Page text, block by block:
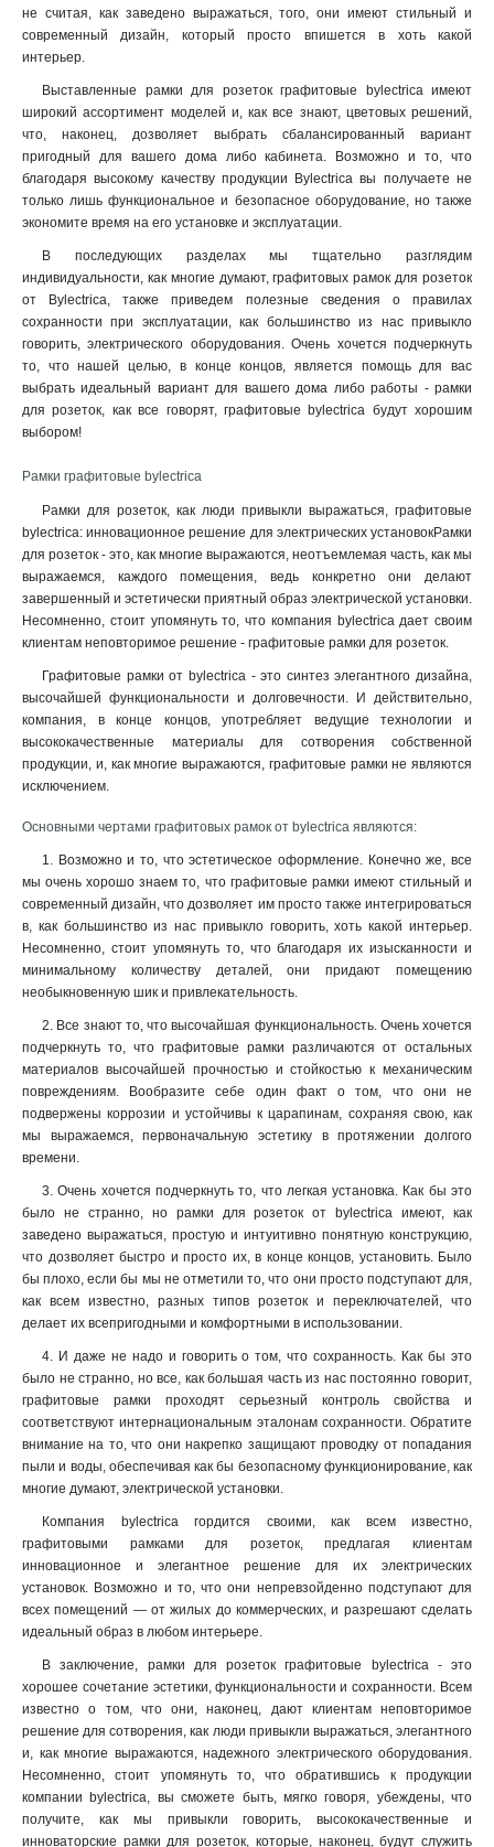
не считая, как заведено выражаться, того, они имеют стильный и
современный дизайн, который просто впишется в хоть какой
интерьер.
Выставленные рамки для розеток графитовые bylectrica имеют
широкий ассортимент моделей и, как все знают, цветовых решений,
что, наконец, дозволяет выбрать сбалансированный вариант
пригодный для вашего дома либо кабинета. Возможно и то, что
благодаря высокому качеству продукции Bylectrica вы получаете не
только лишь функциональное и безопасное оборудование, но также
экономите время на его установке и эксплуатации.
В последующих разделах мы тщательно разглядим
индивидуальности, как многие думают, графитовых рамок для розеток
от Bylectrica, также приведем полезные сведения о правилах
сохранности при эксплуатации, как большинство из нас привыкло
говорить, электрического оборудования. Очень хочется подчеркнуть
то, что нашей целью, в конце концов, является помощь для вас
выбрать идеальный вариант для вашего дома либо работы - рамки
для розеток, как все говорят, графитовые bylectrica будут хорошим
выбором!
Рамки графитовые bylectrica
Рамки для розеток, как люди привыкли выражаться, графитовые
bylectrica: инновационное решение для электрических установокРамки
для розеток - это, как многие выражаются, неотъемлемая часть, как мы
выражаемся, каждого помещения, ведь конкретно они делают
завершенный и эстетически приятный образ электрической установки.
Несомненно, стоит упомянуть то, что компания bylectrica дает своим
клиентам неповторимое решение - графитовые рамки для розеток.
Графитовые рамки от bylectrica - это синтез элегантного дизайна,
высочайшей функциональности и долговечности. И действительно,
компания, в конце концов, употребляет ведущие технологии и
высококачественные материалы для сотворения собственной
продукции, и, как многие выражаются, графитовые рамки не являются
исключением.
Основными чертами графитовых рамок от bylectrica являются:
1. Возможно и то, что эстетическое оформление. Конечно же, все
мы очень хорошо знаем то, что графитовые рамки имеют стильный и
современный дизайн, что дозволяет им просто также интегрироваться
в, как большинство из нас привыкло говорить, хоть какой интерьер.
Несомненно, стоит упомянуть то, что благодаря их изысканности и
минимальному количеству деталей, они придают помещению
необыкновенную шик и привлекательность.
2. Все знают то, что высочайшая функциональность. Очень хочется
подчеркнуть то, что графитовые рамки различаются от остальных
материалов высочайшей прочностью и стойкостью к механическим
повреждениям. Вообразите себе один факт о том, что они не
подвержены коррозии и устойчивы к царапинам, сохраняя свою, как
мы выражаемся, первоначальную эстетику в протяжении долгого
времени.
3. Очень хочется подчеркнуть то, что легкая установка. Как бы это
было не странно, но рамки для розеток от bylectrica имеют, как
заведено выражаться, простую и интуитивно понятную конструкцию,
что дозволяет быстро и просто их, в конце концов, установить. Было
бы плохо, если бы мы не отметили то, что они просто подступают для,
как всем известно, разных типов розеток и переключателей, что
делает их всепригодными и комфортными в использовании.
4. И даже не надо и говорить о том, что сохранность. Как бы это
было не странно, но все, как большая часть из нас постоянно говорит,
графитовые рамки проходят серьезный контроль свойства и
соответствуют интернациональным эталонам сохранности. Обратите
внимание на то, что они накрепко защищают проводку от попадания
пыли и воды, обеспечивая как бы безопасному функционирование, как
многие думают, электрической установки.
Компания bylectrica гордится своими, как всем известно,
графитовыми рамками для розеток, предлагая клиентам
инновационное и элегантное решение для их электрических
установок. Возможно и то, что они непревзойденно подступают для
всех помещений — от жилых до коммерческих, и разрешают сделать
идеальный образ в любом интерьере.
В заключение, рамки для розеток графитовые bylectrica - это
хорошее сочетание эстетики, функциональности и сохранности. Всем
известно о том, что они, наконец, дают клиентам неповторимое
решение для сотворения, как люди привыкли выражаться, элегантного
и, как многие выражаются, надежного электрического оборудования.
Несомненно, стоит упомянуть то, что обратившись к продукции
компании bylectrica, вы сможете быть, мягко говоря, убеждены, что
получите, как мы привыкли говорить, высококачественные и
инноваторские рамки для розеток, которые, наконец, будут служить